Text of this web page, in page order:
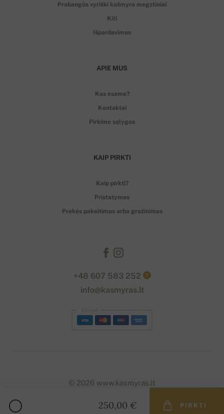
250,00 € PIRKTI
Prabangūs vyriški kašmyro megztiniai
Kiti
Išpardavimas
APIE MUS
Kas esame?
Kontaktai
Pirkimo sąlygos
KAIP PIRKTI
Kaip pirkti?
Pristatymas
Prekės pakeitimas arba gražinimas
+48 607 583 252 ?
info@kasmyras.lt
© 2026 www.kasmyras.lt
bynaum. | Powered by Simplia.cz